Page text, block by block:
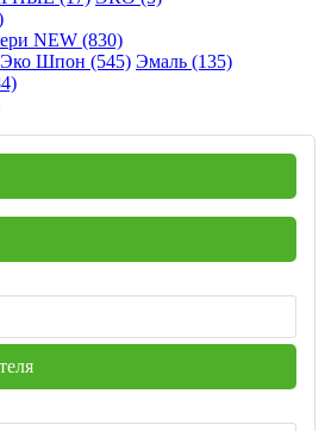
NEW (830)
Эко Шпон (545) Эмаль (135)